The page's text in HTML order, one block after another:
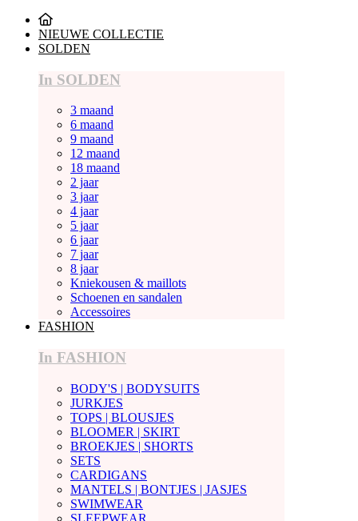
NIEUWE COLLECTIE
SOLDEN
In SOLDEN
3 maand
6 maand
9 maand
12 maand
18 maand
2 jaar
3 jaar
4 jaar
5 jaar
6 jaar
7 jaar
8 jaar
Kniekousen & maillots
Schoenen en sandalen
Accessoires
FASHION
In FASHION
BODY'S | BODYSUITS
JURKJES
TOPS | BLOUSJES
BLOOMER | SKIRT
BROEKJES | SHORTS
SETS
CARDIGANS
MANTELS | BONTJES | JASJES
SWIMWEAR
SLEEPWEAR